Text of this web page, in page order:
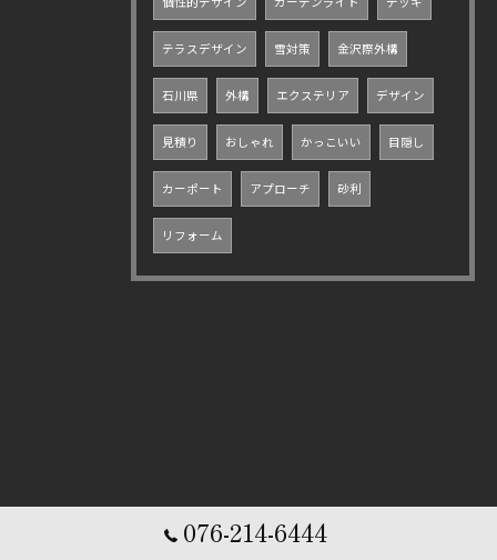
テラスデザイン 雪対策 金沢際外構
石川県 外構 エクステリア デザイン
見積り おしゃれ かっこいい 目隠し
カーポート アプローチ 砂利
リフォーム
076-214-6444